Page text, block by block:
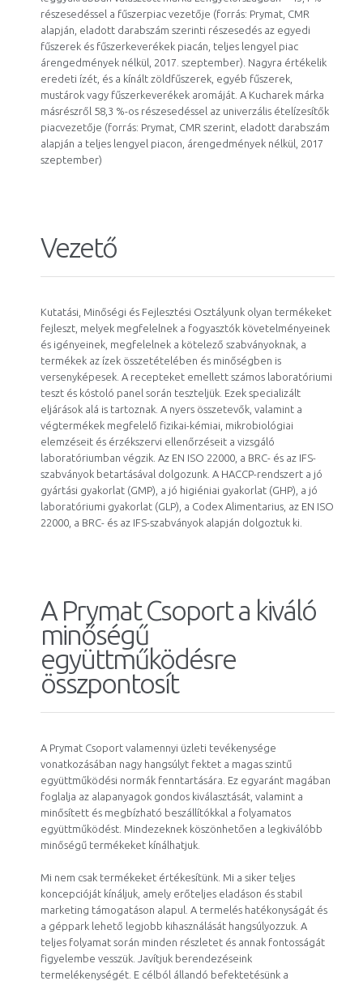
részesedéssel a fűszerpiac vezetője (forrás: Prymat, CMR
alapján, eladott darabszám szerinti részesedés az egyedi
fűszerek és fűszerkeverékek piacán, teljes lengyel piac
árengedmények nélkül, 2017. szeptember). Nagyra értékelik
eredeti ízét, és a kínált zöldfűszerek, egyéb fűszerek,
mustárok vagy fűszerkeverékek aromáját. A Kucharek márka
másrészről 58,3 %-os részesedéssel az univerzális ételízesítők
piacvezetője (forrás: Prymat, CMR szerint, eladott darabszám
alapján a teljes lengyel piacon, árengedmények nélkül, 2017
szeptember)
Vezető
Kutatási, Minőségi és Fejlesztési Osztályunk olyan termékeket
fejleszt, melyek megfelelnek a fogyasztók követelményeinek
és igényeinek, megfelelnek a kötelező szabványoknak, a
termékek az ízek összetételében és minőségben is
versenyképesek. A recepteket emellett számos laboratóriumi
teszt és kóstoló panel során teszteljük. Ezek specializált
eljárások alá is tartoznak. A nyers összetevők, valamint a
végtermékek megfelelő fizikai-kémiai, mikrobiológiai
elemzéseit és érzékszervi ellenőrzéseit a vizsgáló
laboratóriumban végzik. Az EN ISO 22000, a BRC- és az IFS-
szabványok betartásával dolgozunk. A HACCP-rendszert a jó
gyártási gyakorlat (GMP), a jó higiéniai gyakorlat (GHP), a jó
laboratóriumi gyakorlat (GLP), a Codex Alimentarius, az EN ISO
22000, a BRC- és az IFS-szabványok alapján dolgoztuk ki.
A Prymat Csoport a kiváló
minőségű
együttműködésre
összpontosít
A Prymat Csoport valamennyi üzleti tevékenysége
vonatkozásában nagy hangsúlyt fektet a magas szintű
együttműködési normák fenntartására. Ez egyaránt magában
foglalja az alapanyagok gondos kiválasztását, valamint a
minősített és megbízható beszállítókkal a folyamatos
együttműködést. Mindezeknek köszönhetően a legkiválóbb
minőségű termékeket kínálhatjuk.
Mi nem csak termékeket értékesítünk. Mi a siker teljes
koncepcióját kínáljuk, amely erőteljes eladáson és stabil
marketing támogatáson alapul. A termelés hatékonyságát és
a géppark lehető legjobb kihasználását hangsúlyozzuk. A
teljes folyamat során minden részletet és annak fontosságát
figyelembe vesszük. Javítjuk berendezéseink
termelékenységét. E célból állandó befektetésünk a